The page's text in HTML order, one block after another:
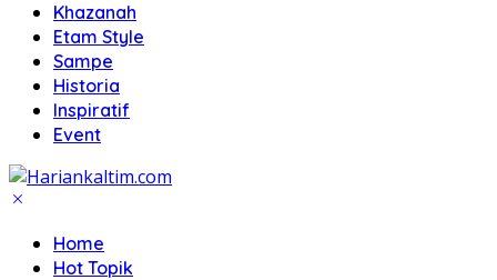
Khazanah
Etam Style
Sampe
Historia
Inspiratif
Event
Home
Hot Topik